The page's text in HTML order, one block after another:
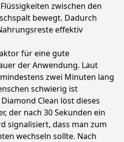
zwischen den
bewegt. Dadurch
effektiv
für eine gute
der Anwendung. Laut
zwei Minuten lang
schwierig ist
Clean löst dieses
der nach 30 Sekunden ein
signalisiert, dass man zum
wechseln sollte. Nach